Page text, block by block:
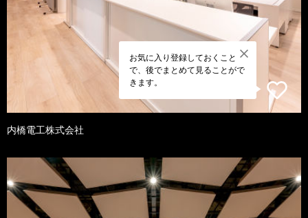
お気に入り登録しておくこと
で、後でまとめて見ることがで
きます。
内橋電工株式会社